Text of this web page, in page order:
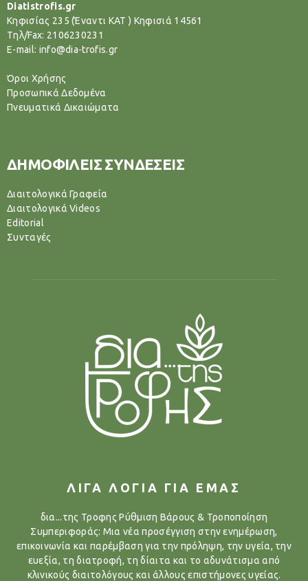
Diatistrofis.gr
Κηφισίας 235 (Έναντι ΚΑΤ ) Κηφισιά 14561
Tηλ/Fax: 2106230231
E-mail: info@dia-trofis.gr
Όροι Χρήσης
Προσωπικά Δεδομένα
Πνευματικά Δικαιώματα
ΔΗΜΟΦΙΛΕΙΣ ΣΥΝΔΕΣΕΙΣ
Διαιτολογικά Γραφεία
Διαιτολογικά Videos
Editorial
Συνταγές
ΛΙΓΑ ΛΟΓΙΑ ΓΙΑ ΕΜΑΣ
δια...της Τροφης Ρύθμιση Βάρους & Τροποποίηση
Συμπεριφοράς: Μια νέα προσέγγιση στην ενημέρωση,
επικοινωνία και παρέμβαση για την πρόληψη, την υγεία, την
ευεξία, τη διατροφή, τη δίαιτα και το αδυνάτισμα από
κλινικούς διαιτολόγους και άλλους επιστήμονες υγείας.